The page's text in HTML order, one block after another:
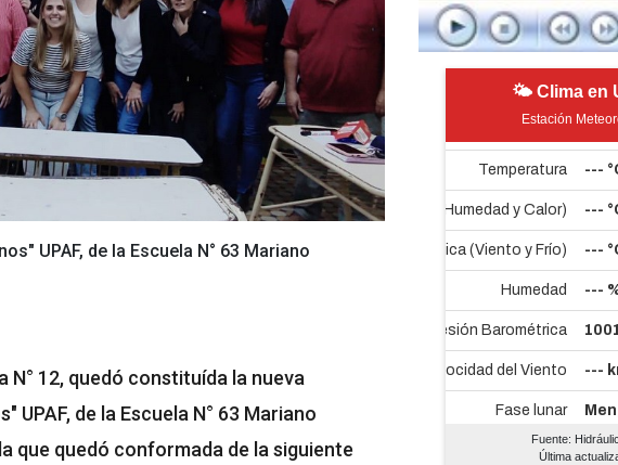
UPAF, de la Escuela N° 63 Mariano
N° 12, quedó constituída la nueva
de la Escuela N° 63 Mariano
que quedó conformada de la siguiente
🌤 Clima en
Estación
Fuente:
Última